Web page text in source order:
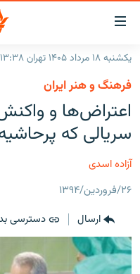
لینک‌های
قابلیت
دسترسی
بازگشت
بازگشت
اصلی
رفتن
به
صفحه
صفحه اصلی
جهان
فرکانس‌ها
پادکست
چندرسانه‌ای
گزارش‌های تصویری
گزارش‌های ویدئویی
زنان فردا
English
یکشنبه ۱۸ مرداد ۱۴۰۵ تهران ۱۳:۳۸
فرهنگ و هنر ایران
اعتراض‌ها و
سریالی که
آزاده اسدی
۲۶/فروردین/۱۳۹۴
ارسال
دسترسی